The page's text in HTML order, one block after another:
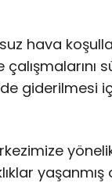
hava
giderilmesi